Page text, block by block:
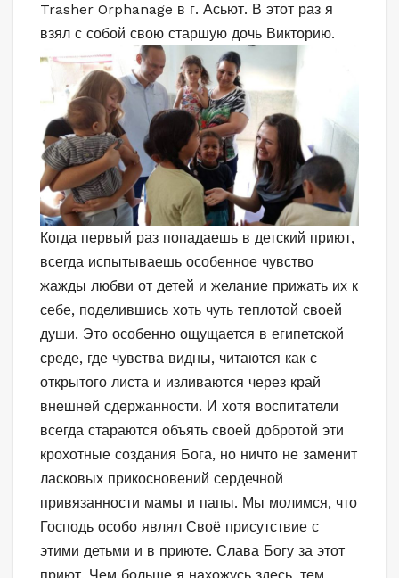
Trasher Orphanage в г. Асьют. В этот раз я
взял с собой свою старшую дочь Викторию.
Когда первый раз попадаешь в детский приют,
всегда испытываешь особенное чувство
жажды любви от детей и желание прижать их к
себе, поделившись хоть чуть теплотой своей
души. Это особенно ощущается в египетской
среде, где чувства видны, читаются как с
открытого листа и изливаются через край
внешней сдержанности. И хотя воспитатели
всегда стараются объять своей добротой эти
крохотные создания Бога, но ничто не заменит
ласковых прикосновений сердечной
привязанности мамы и папы. Мы молимся, что
Господь особо являл Своё присутствие с
этими детьми и в приюте. Слава Богу за этот